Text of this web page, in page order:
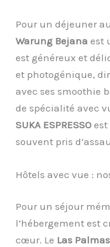
Pour un déjeuner
Warung Bejana est
est généreux et
et photogénique,
avec ses smoothie
de spécialité avec
SUKA ESPRESSO
souvent pris
Hôtels avec vue :
Pour un séjour
l’hébergement est
cœur. Le Las